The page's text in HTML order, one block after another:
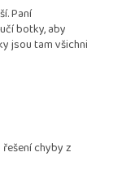
Paní
botky, aby
jsou tam všichni
chyby z